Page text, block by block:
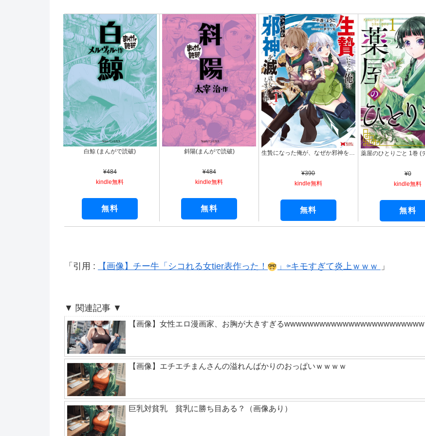
白鯨 (まんがで読破)
¥484
kindle無料
無料
斜陽(まんがで読破)
¥484
kindle無料
無料
¥390
kindle無料
無料
¥0
kindle無料
無料
引用 : 【画像】チー牛「シコれる女tier表作った！ 」⇦キモすぎて炎上ｗｗｗ
▼ 関連記事 ▼
【画像】女性エロ漫画家、お胸が大きすぎるwwwwwwwwwwwwwwwwwwwwwwww
【画像】エチエチまんさんの溢れんばかりのおっぱいｗｗｗｗ
巨乳対貧乳 貧乳に勝ち目ある？（画像あり）